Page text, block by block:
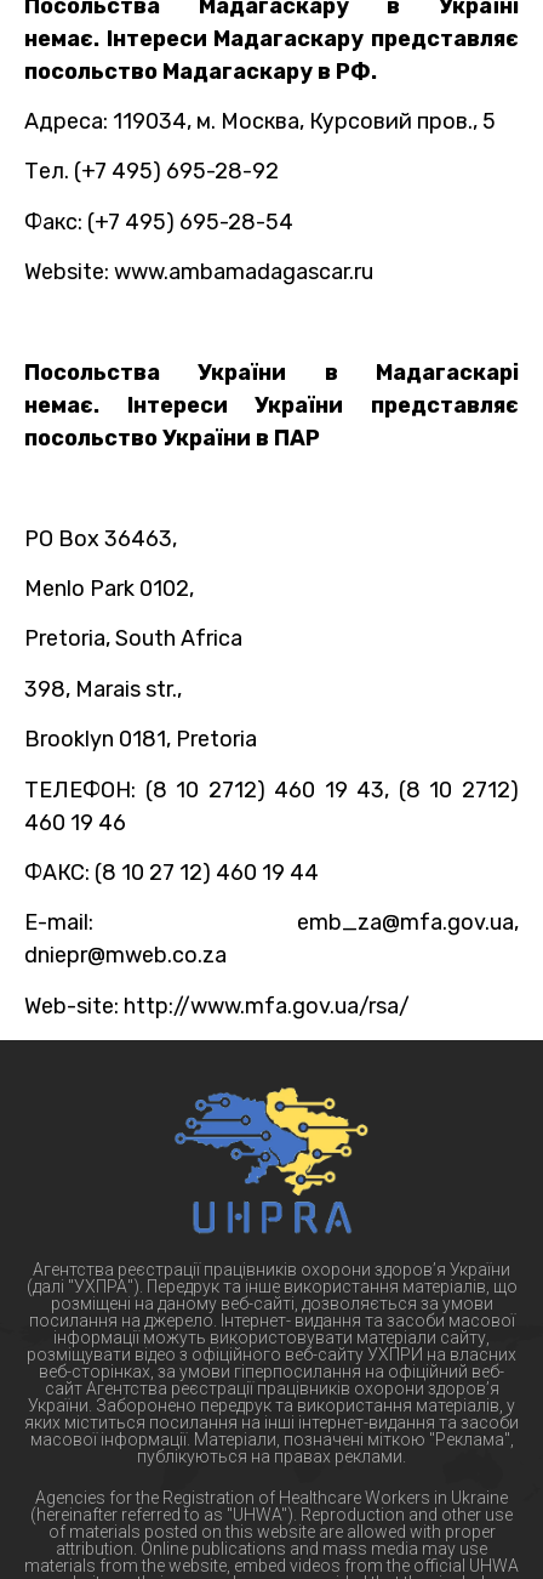
Посольства Мадагаскару в Україні
немає. Інтереси Мадагаскару представляє
посольство Мадагаскару в РФ.
Адреса: 119034, м. Москва, Курсовий пров., 5
Тел. (+7 495) 695-28-92
Факс: (+7 495) 695-28-54
Website: www.ambamadagascar.ru
Посольства України в Мадагаскарі
немає. Інтереси України представляє
посольство України в ПАР
PO Box 36463,
Menlo Park 0102,
Pretoria, South Africa
398, Marais str.,
Brooklyn 0181, Pretoria
ТЕЛЕФОН: (8 10 2712) 460 19 43, (8 10 2712)
460 19 46
ФАКС: (8 10 27 12) 460 19 44
E-mail: emb_za@mfa.gov.ua,
dniepr@mweb.co.za
Web-site: http://www.mfa.gov.ua/rsa/
Агентства реєстрації працівників охорони здоров’я України
(далі "УХПРА"). Передрук та інше використання матеріалів, що
розміщені на даному веб-сайті, дозволяється за умови
посилання на джерело. Інтернет- видання та засоби масової
інформації можуть використовувати матеріали сайту,
розміщувати відео з офіційного веб-сайту УХПРИ на власних
веб-сторінках, за умови гіперпосилання на офіційний веб-
сайт Агентства реєстрації працівників охорони здоров’я
України. Заборонено передрук та використання матеріалів, у
яких міститься посилання на інші інтернет-видання та засоби
масової інформації. Матеріали, позначені міткою "Реклама",
публікуються на правах реклами.
Agencies for the Registration of Healthcare Workers in Ukraine
(hereinafter referred to as "UHWA"). Reproduction and other use
of materials posted on this website are allowed with proper
attribution. Online publications and mass media may use
materials from the website, embed videos from the official UHWA